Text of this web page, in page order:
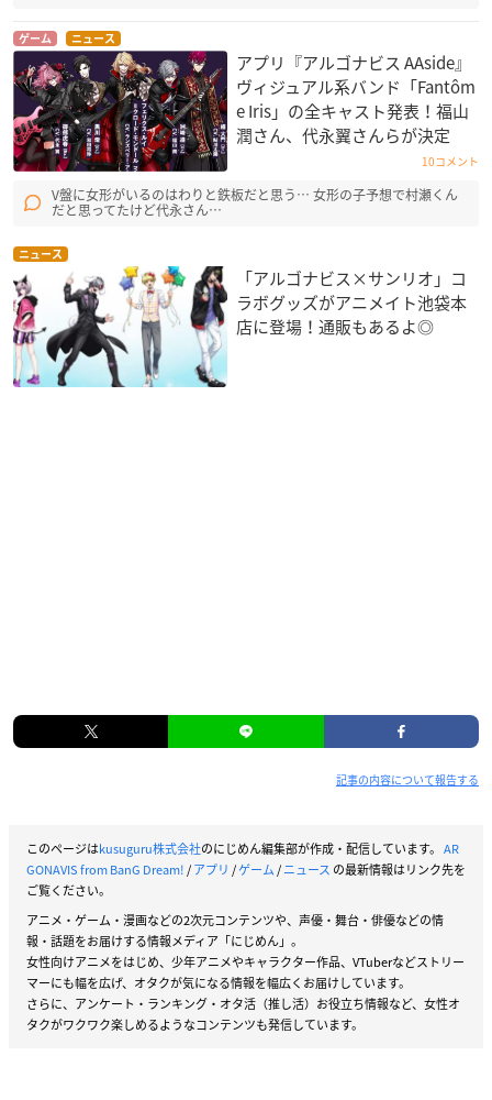
ゲーム ニュース
アプリ『アルゴナビス AAside』
ヴィジュアル系バンド「Fantôm
e Iris」の全キャスト発表！福山
潤さん、代永翼さんらが決定
10コメント
V盤に女形がいるのはわりと鉄板だと思う… 女形の子予想で村瀬くん
だと思ってたけど代永さん…
ニュース
「アルゴナビス×サンリオ」コ
ラボグッズがアニメイト池袋本
店に登場！通販もあるよ◎
記事の内容について報告する
このページはkusuguru株式会社のにじめん編集部が作成・配信しています。 AR
GONAVIS from BanG Dream!/アプリ /ゲーム/ニュース の最新情報はリンク先を
ご覧ください。
アニメ・ゲーム・漫画などの2次元コンテンツや、声優・舞台・俳優などの情
報・話題をお届けする情報メディア「にじめん」。
女性向けアニメをはじめ、少年アニメやキャラクター作品、VTuberなどストリー
マーにも幅を広げ、オタクが気になる情報を幅広くお届けしています。
さらに、アンケート・ランキング・オタ活（推し活）お役立ち情報など、女性オ
タクがワクワク楽しめるようなコンテンツも発信しています。